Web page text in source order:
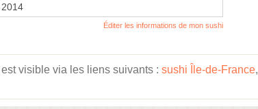
Éditer les informations de mon sushi
visible via les liens suivants : sushi Île-de-France,